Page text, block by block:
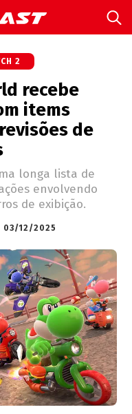
2
recebe
items
de
longa lista de
envolvendo
de exibição.
03/12/2025